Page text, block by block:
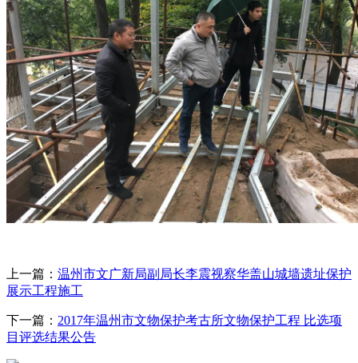
上一篇： 温州市文广新局副局长李震视察华盖山城墙遗址保护
展示工程施工
下一篇： 2017年温州市文物保护考古所文物保护工程 比选项
目评选结果公告